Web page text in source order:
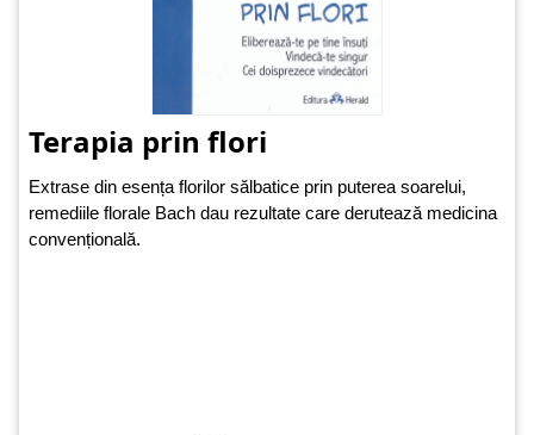
Terapia prin flori
Extrase din esența florilor sălbatice prin puterea soarelui,
remediile florale Bach dau rezultate care derutează medicina
convențională.